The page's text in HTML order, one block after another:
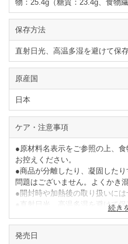
モモ・リンゴを含む）
物：25.4g（糖質：23.4g、食物
保存方法
直射日光、高温多湿を避けて保
原産国
日本
ケア・注意事項
●原材料名表示をご参照の上、
お控えください。
●商品が分離したり、凝固した
問題はございません。よくかき
●開封時や加熱後の取り扱いには
●直射日光、高温多湿を避けて保
りください。
続き
発売日